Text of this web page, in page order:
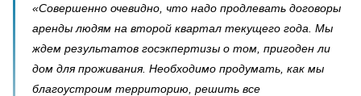
«Совершенно очевидно, что надо продлевать договоры
аренды людям на второй квартал текущего года. Мы
ждем результатов госэкпертизы о том, пригоден ли
дом для проживания. Необходимо продумать, как мы
благоустроим территорию, решить все